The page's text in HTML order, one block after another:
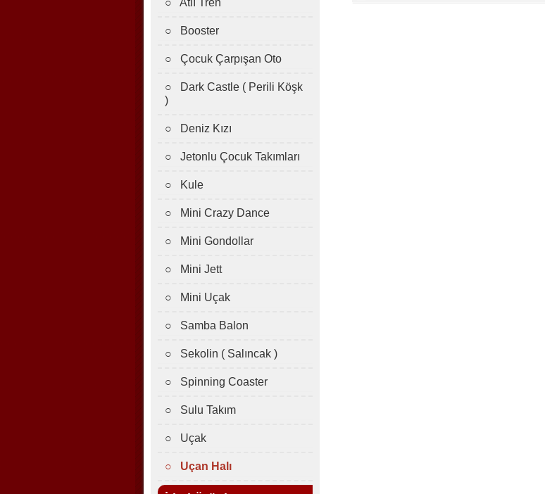
○ Atlı Tren
○ Booster
○ Çocuk Çarpışan Oto
○ Dark Castle ( Perili Köşk
)
○ Deniz Kızı
○ Jetonlu Çocuk Takımları
○ Kule
○ Mini Crazy Dance
○ Mini Gondollar
○ Mini Jett
○ Mini Uçak
○ Samba Balon
○ Sekolin ( Salıncak )
○ Spinning Coaster
○ Sulu Takım
○ Uçak
○ Uçan Halı